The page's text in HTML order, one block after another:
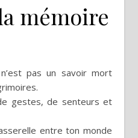
mémoire
pas un savoir mort
gestes, de senteurs et
entre ton monde